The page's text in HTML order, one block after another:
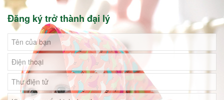
Đăng ký trở thành đại lý